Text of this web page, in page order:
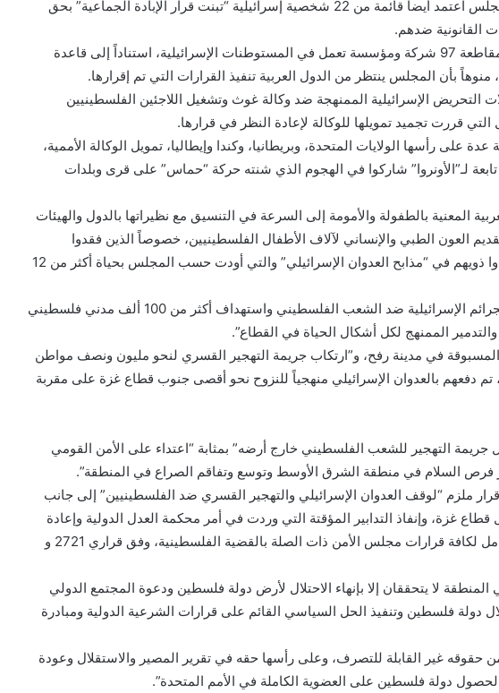
الإرهاب الوطنية العربية”، لافتاً إلى أن المجلس اعتمد أيضاً قائمة من 22 شخصية إسرائيلية “تبنت قرار الإبادة الجماعية” بحق
القانونية ضدهم.
وأضاف العكلوك أن المجلس تبنى قراراً بمقاطعة 97 شركة ومؤسسة تعمل في المستوطنات الإسرائيلية، استناداً إلى قاعدة
بأن المجلس ينتظر من الدول العربية تنفيذ القرارات التي تم إقرارها.
الإسرائيلية الممنهجة ضد وكالة غوث وتشغيل اللاجئين الفلسطينيين
التي قررت تجميد تمويلها للوكالة لإعادة النظر في قرارها.
على رأسها الولايات المتحدة، وبريطانيا، وكندا وإيطاليا، تمويل الوكالة الأممية،
لـ”الأونروا” شاركوا في الهجوم الذي شنته حركة “حماس” على قرى وبلدات
المعنية بالطفولة والأمومة إلى السرعة في التنسيق مع نظيراتها بالدول والهيئات
العون الطبي والإنساني لآلاف الأطفال الفلسطينيين، خصوصاً الذين فقدوا
أطرافهم، وكذلك سبل رعاية كافة من فقدوا ذويهم في “مذابح العدوان الإسرائيلي” والتي أودت حسب المجلس بحياة أكثر من 12
وأدان مجلس الجامعة العربية “استمرار الجرائم الإسرائيلية ضد الشعب الفلسطيني واستهداف أكثر من 100 ألف مدني فلسطيني
الممنهج لكل أشكال الحياة في القطاع”.
في مدينة رفح، و”ارتكاب جريمة التهجير القسري لنحو مليون ونصف مواطن
دفعهم بالعدوان الإسرائيلي منهجياً للنزوح نحو أقصى جنوب قطاع غزة على مقربة
جريمة التهجير للشعب الفلسطيني خارج أرضه” بمثابة “اعتداء على الأمن القومي
فرص السلام في منطقة الشرق الأوسط وتوسع وتفاقم الصراع في المنطقة”.
ملزم “لوقف العدوان الإسرائيلي والتهجير القسري ضد الفلسطينيين” إلى جانب
غزة، وإنفاذ التدابير المؤقتة التي وردت في أمر محكمة العدل الدولية وإعادة
الحياة إلى طبيعتها والمطالبة بالتنفيذ الكامل لكافة قرارات مجلس الأمن ذات الصلة بالقضية الفلسطينية، وفق قراري 2721 و
لا يتحققان إلا بإنهاء الاحتلال لأرض دولة فلسطين ودعوة المجتمع الدولي
دولة فلسطين وتنفيذ الحل السياسي القائم على قرارات الشرعية الدولية ومبادرة
غير القابلة للتصرف، وعلى رأسها حقه في تقرير المصير والاستقلال وعودة
دولة فلسطين على العضوية الكاملة في الأمم المتحدة”.